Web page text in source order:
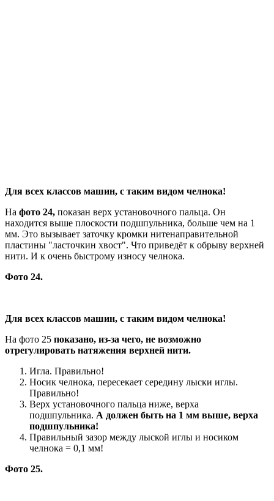
Для всех классов машин, с таким видом челнока!
На фото 24, показан верх установочного пальца. Он
находится выше плоскости подшпульника, больше чем на 1
мм. Это вызывает заточку кромки нитенаправительной
пластины "ласточкин хвост". Что приведёт к обрыву верхней
нити. И к очень быстрому износу челнока.
Фото 24.
Для всех классов машин, с таким видом челнока!
На фото 25 показано, из-за чего, не возможно
отрегулировать натяжения верхней нити.
Игла. Правильно!
Носик челнока, пересекает середину лыски иглы.
Правильно!
Верх установочного пальца ниже, верха
подшпульника. А должен быть на 1 мм выше, верха
подшпульника!
Правильный зазор между лыской иглы и носиком
челнока = 0,1 мм!
Фото 25.